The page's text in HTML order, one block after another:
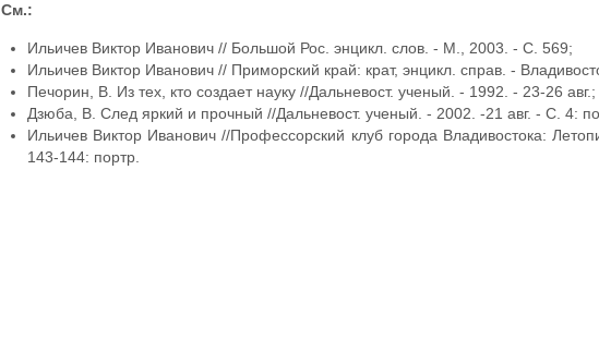
См.:
Ильичев Виктор Иванович // Большой Рос. энцикл. слов. - М., 2003. - С. 569;
Ильичев Виктор Иванович // Приморский край: крат, энцикл. справ. -
Печорин, В. Из тех, кто создает науку //Дальневост. ученый. - 1992. - 23-26 авг.;
Дзюба, В. След яркий и прочный //Дальневост. ученый. - 2002. -21 авг. - С. 4:
Ильичев Виктор Иванович //Профессорский клуб города Владивостока:
143-144: портр.